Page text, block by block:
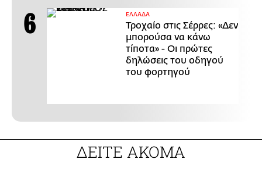
ΕΛΛΑΔΑ
Τροχαίο στις Σέρρες: «Δεν
μπορούσα να κάνω
τίποτα» - Οι πρώτες
δηλώσεις του οδηγού
του φορτηγού
ΔΕΙΤΕ ΑΚΟΜΑ